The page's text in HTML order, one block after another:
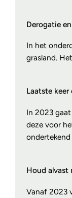
Derogatie
In het
grasland.
Laatste
In 2023
deze voor
Houd alvast
Vanaf 2023